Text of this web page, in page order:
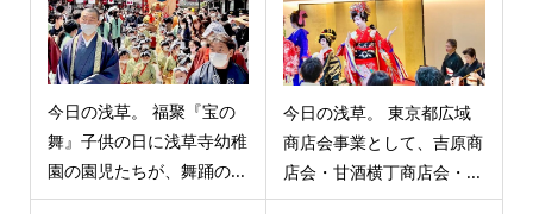
今日の浅草。 福聚『宝の
舞』子供の日に浅草寺幼稚
園の園児たちが、舞踊の...
今日の浅草。 東京都広域
商店会事業として、吉原商
店会・甘酒横丁商店会・...